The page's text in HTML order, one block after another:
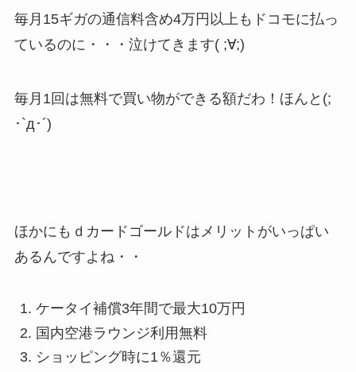
毎月15ギガの通信料含め4万円以上もドコモに払っ
ているのに・・・泣けてきます( ;∀;)
毎月1回は無料で買い物ができる額だわ！ほんと(;
･`д･´)
ほかにもｄカードゴールドはメリットがいっぱい
あるんですよね・・
ケータイ補償3年間で最大10万円
国内空港ラウンジ利用無料
ショッピング時に1％還元